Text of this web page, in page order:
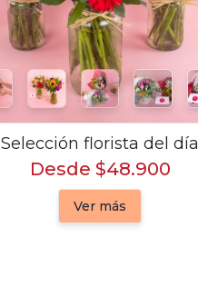
Selección florista del día
Desde $48.900
Ver más